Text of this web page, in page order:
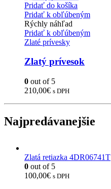
Pridať do košíka
Pridať k obľúbeným
Rýchly náhľad
Pridať k obľúbeným
Zlaté prívesky
Zlatý prívesok
0 out of 5
210,00€ s DPH
Najpredávanejšie
Zlatá retiazka 4DR06741T
0 out of 5
100,00€ s DPH